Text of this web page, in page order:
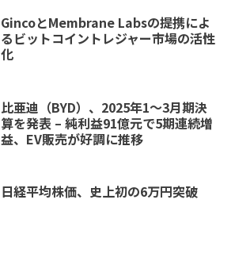
GincoとMembrane Labsの提携によ
るビットコイントレジャー市場の活性
化
比亜迪（BYD）、2025年1〜3月期決
算を発表 – 純利益91億元で5期連続増
益、EV販売が好調に推移
日経平均株価、史上初の6万円突破